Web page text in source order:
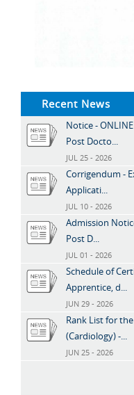
Recent News
Notice -
Post Docto...
JUL 25 - 2026
Corrigendum -
Applicati...
JUL 10 - 2026
Admission
Post D...
JUL 01 - 2026
Schedule of
Apprentice, d...
JUN 29 - 2026
Rank List for
(Cardiology) -...
JUN 25 - 2026